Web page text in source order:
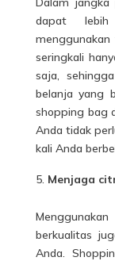
dapat lebih
seringkali
saja,
belanja yang
shopping bag
Anda tidak
kali Anda
Menjaga
berkualitas
Anda.